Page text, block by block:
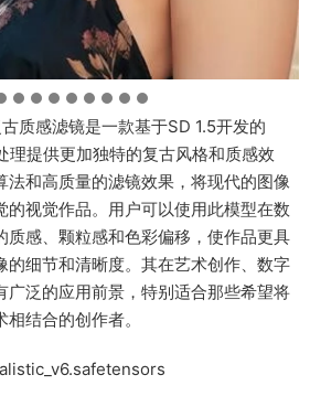
质感滤镜是一款基于SD 1.5开发的
理提供更加独特的复古风格和质感效
法和高质量的滤镜效果，将现代的图像
的视觉作品。用户可以使用此模型在数
质感、颗粒感和色彩偏移，使作品更具
的细节和清晰度。其在艺术创作、数字
广泛的应用前景，特别适合那些希望将
结合的创作者。